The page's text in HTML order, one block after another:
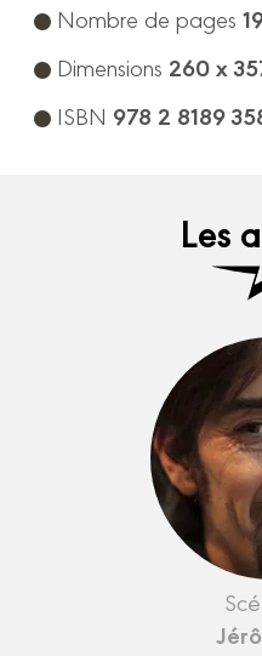
Nombre de pages
Dimensions 260 x
ISBN 978 2 8189
Les